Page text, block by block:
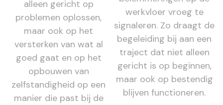
alleen gericht op
problemen oplossen,
maar ook op het
versterken van wat al
goed gaat en op het
opbouwen van
zelfstandigheid op een
manier die past bij de
werkvloer vroeg te
signaleren. Zo draagt de
begeleiding bij aan een
traject dat niet alleen
gericht is op beginnen,
maar ook op bestendig
blijven functioneren.